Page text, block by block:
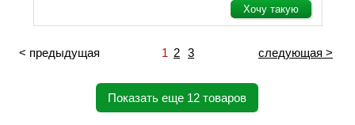
Хочу такую
< предыдущая 1 2 3 следующая >
Показать еще 12 товаров